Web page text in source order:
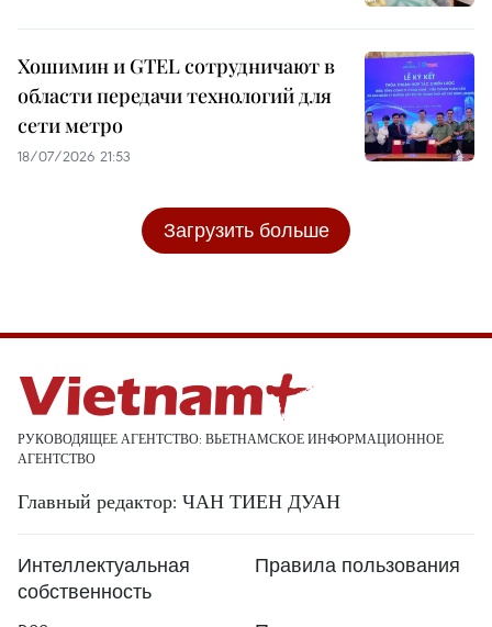
Хошимин и GTEL сотрудничают в
области передачи технологий для
сети метро
18/07/2026 21:53
Загрузить больше
РУКОВОДЯЩЕЕ АГЕНТСТВО: ВЬЕТНАМСКОЕ ИНФОРМАЦИОННОЕ
АГЕНТСТВО
Главный редактор: ЧАН ТИЕН ДУАН
Интеллектуальная
собственность
Правила пользования